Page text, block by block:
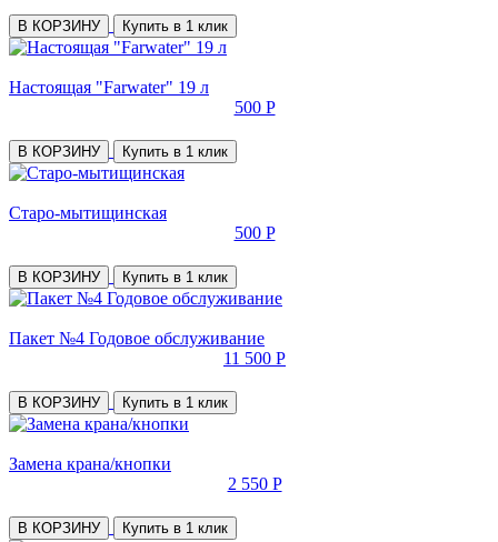
В КОРЗИНУ Купить в 1 клик
Настоящая "Farwater" 19 л
500 Р
В КОРЗИНУ Купить в 1 клик
Старо-мытищинская
500 Р
В КОРЗИНУ Купить в 1 клик
Пакет №4 Годовое обслуживание
11 500 Р
В КОРЗИНУ Купить в 1 клик
Замена крана/кнопки
2 550 Р
В КОРЗИНУ Купить в 1 клик